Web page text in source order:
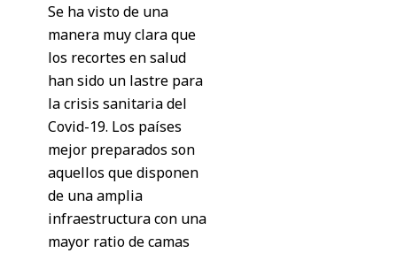
Se ha visto de una
manera muy clara que
los recortes en salud
han sido un lastre para
la crisis sanitaria del
Covid-19. Los países
mejor preparados son
aquellos que disponen
de una amplia
infraestructura con una
mayor ratio de camas